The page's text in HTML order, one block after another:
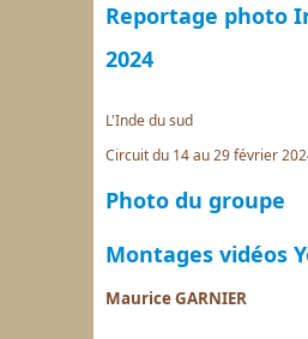
Reportage photo
2024
L'Inde du sud
Circuit du 14 au 29 février
Photo du groupe
Montages vidéos
Maurice GARNIER